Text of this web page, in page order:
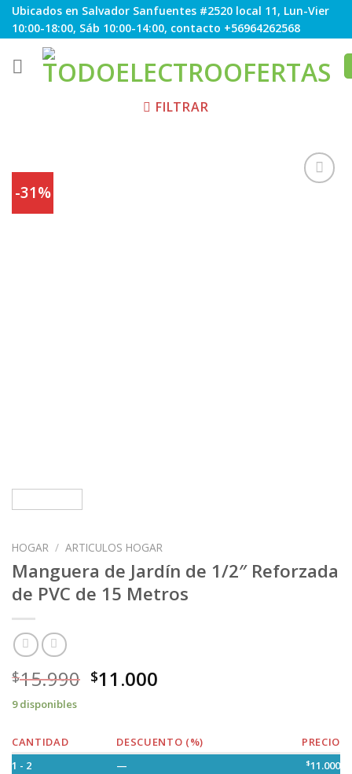
Skip
to
content
Ubicados en Salvador Sanfuentes #2520 local 11, Lun-Vier
10:00-18:00, Sáb 10:00-14:00, contacto +56964262568
FILTRAR
-31%
HOGAR / ARTICULOS HOGAR
Manguera de Jardín de 1/2″ Reforzada
de PVC de 15 Metros
$15.990 $11.000
9 disponibles
CANTIDAD DESCUENTO (%)
PRECIO
1 - 2
— $11.000